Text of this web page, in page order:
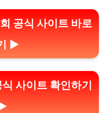
공식 사이트 바로
▶
사이트 확인하기